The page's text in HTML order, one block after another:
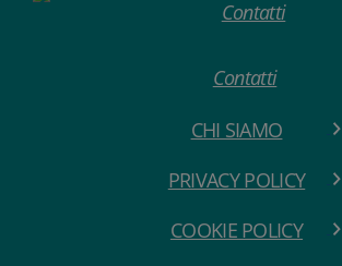
Contatti
CHI SIAMO
PRIVACY POLICY
COOKIE POLICY